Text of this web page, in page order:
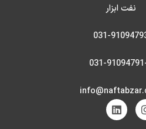
نفت ابزار
031-
031-
L
i
n